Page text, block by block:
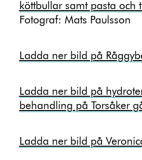
köttbullar samt pasta och
Fotograf: Mats Paulsson
Ladda ner bild på
Ladda ner bild på
behandling på Torsåker
Ladda ner bild på